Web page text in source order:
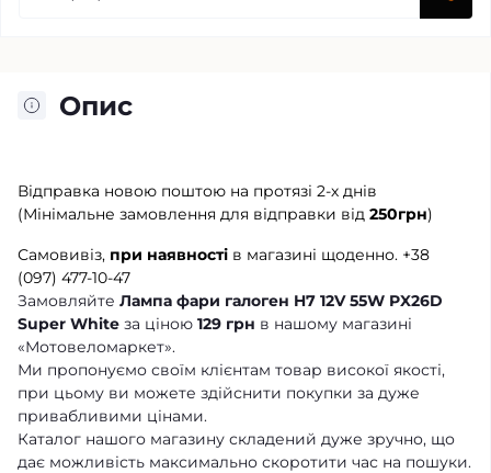
Опис
Відправка новою поштою на протязі 2-х днів
(Мінімальне замовлення для відправки від 250грн)
Самовивіз, при наявності в магазині щоденно. +38
(097) 477-10-47
Замовляйте Лампа фари галоген H7 12V 55W PX26D
Super White за ціною 129 грн в нашому магазині
«Мотовеломаркет».
Ми пропонуємо своїм клієнтам товар високої якості,
при цьому ви можете здійснити покупки за дуже
привабливими цінами.
Каталог нашого магазину складений дуже зручно, що
дає можливість максимально скоротити час на пошуки.